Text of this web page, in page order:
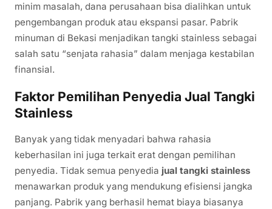
minim masalah, dana perusahaan bisa dialihkan untuk
pengembangan produk atau ekspansi pasar. Pabrik
minuman di Bekasi menjadikan tangki stainless sebagai
salah satu “senjata rahasia” dalam menjaga kestabilan
finansial.
Faktor Pemilihan Penyedia Jual Tangki
Stainless
Banyak yang tidak menyadari bahwa rahasia
keberhasilan ini juga terkait erat dengan pemilihan
penyedia. Tidak semua penyedia jual tangki stainless
menawarkan produk yang mendukung efisiensi jangka
panjang. Pabrik yang berhasil hemat biaya biasanya